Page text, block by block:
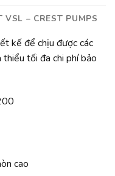
VSL – CREST PUMPS
kế để chịu được các
tối đa chi phí bảo
cao